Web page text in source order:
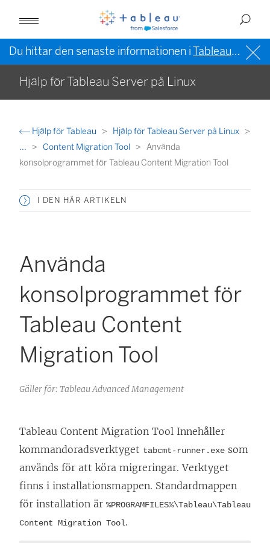
Du hittar den senaste informationen iTableau-hjälpen på engelska (USA)
Hjälp för Tableau Server på Linux
Hjälp för Tableau
Hjälp för Tableau Server på Linux
...
Content Migration Tool
Använda
konsolprogrammet för Tableau Content Migration Tool
I DEN HÄR ARTIKELN
Använda
konsolprogrammet för
Tableau Content
Migration Tool
Gäller för: Tableau Advanced Management
Tableau Content Migration Tool Innehåller
kommandoradsverktyget tabcmt-runner.exe som
används för att köra migreringar. Verktyget
finns i installationsmappen. Standardmappen
för installation är %PROGRAMFILES%\Tableau\Tableau
Content Migration Tool.